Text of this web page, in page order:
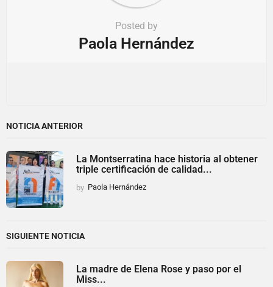
Posted by
Paola Hernández
NOTICIA ANTERIOR
La Montserratina hace historia al obtener
triple certificación de calidad...
by Paola Hernández
SIGUIENTE NOTICIA
La madre de Elena Rose y paso por el
Miss...